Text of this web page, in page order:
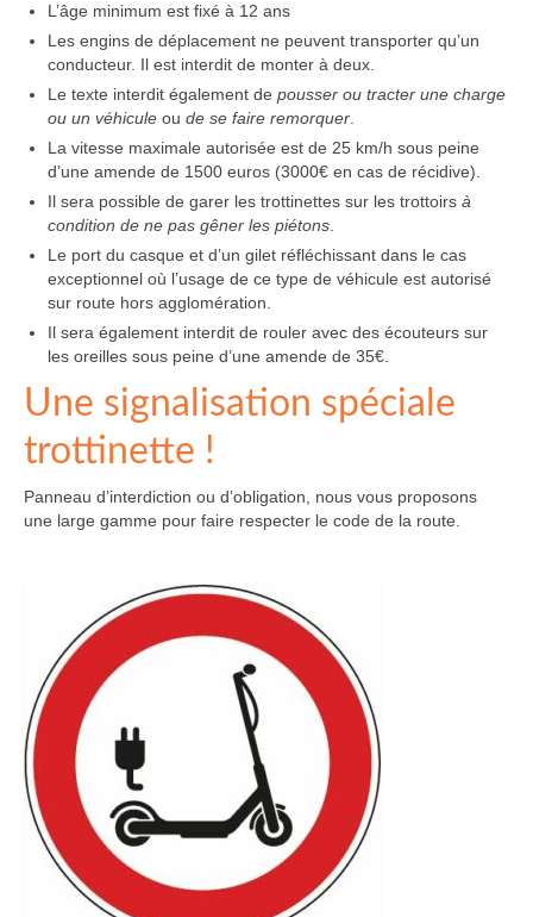
L’âge minimum est fixé à 12 ans
Les engins de déplacement ne peuvent transporter qu’un
conducteur. Il est interdit de monter à deux.
Le texte interdit également de pousser ou tracter une charge
ou un véhicule ou de se faire remorquer.
La vitesse maximale autorisée est de 25 km/h sous peine
d’une amende de 1500 euros (3000€ en cas de récidive).
Il sera possible de garer les trottinettes sur les trottoirs à
condition de ne pas gêner les piétons.
Le port du casque et d’un gilet réfléchissant dans le cas
exceptionnel où l’usage de ce type de véhicule est autorisé
sur route hors agglomération.
Il sera également interdit de rouler avec des écouteurs sur
les oreilles sous peine d’une amende de 35€.
Une signalisation spéciale
trottinette !
Panneau d’interdiction ou d’obligation, nous vous proposons
une large gamme pour faire respecter le code de la route.